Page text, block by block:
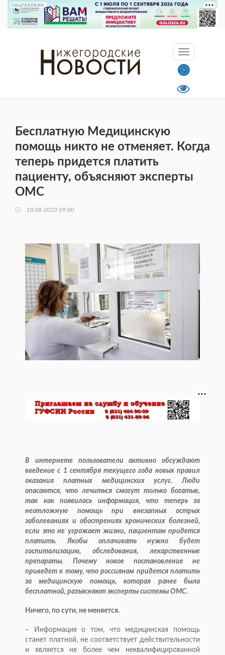
СОЦРЕКЛАМА
Бесплатную Медицинскую
помощь никто не отменяет. Когда
теперь придется платить
пациенту, объясняют эксперты
ОМС
10.08.2023 09:00
В интернете пользователи активно обсуждают
введение с 1 сентября текущего года новых правил
оказания платных медицинских услуг. Люди
опасаются, что лечиться смогут только богатые,
так как появилась информация, что теперь за
неотложную помощь при внезапных острых
заболеваниях и обострениях хронических болезней,
если это не угрожает жизни, пациентам придется
платить. Якобы оплачивать нужно будет
госпитализацию, обследования, лекарственные
препараты. Почему новое постановление не
приведет к тому, что россиянам придется платить
за медицинскую помощь, которая ранее была
бесплатной, разъясняют эксперты системы ОМС.
Ничего, по сути, не меняется.
– Информация о том, что медицинская помощь
станет платной, не соответствует действительности
и является не более чем неквалифицированной